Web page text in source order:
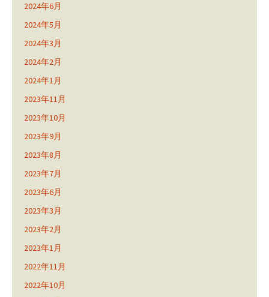
2024年6月
2024年5月
2024年3月
2024年2月
2024年1月
2023年11月
2023年10月
2023年9月
2023年8月
2023年7月
2023年6月
2023年3月
2023年2月
2023年1月
2022年11月
2022年10月